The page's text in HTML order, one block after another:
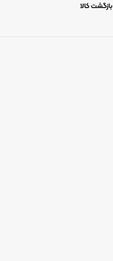
بازگشت کالا